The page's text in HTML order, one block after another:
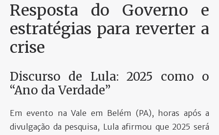
Resposta do Governo e
estratégias para reverter a
crise
Discurso de Lula: 2025 como o
“Ano da Verdade”
Em evento na Vale em Belém (PA), horas após a
divulgação da pesquisa, Lula afirmou que 2025 será